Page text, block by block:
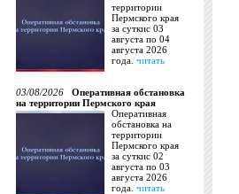
территории
Пермского края
за суткис 03
августа по 04
августа 2026
года. читать
03/08/2026
Оперативная обстановка
на территории Пермского края
Оперативная
обстановка на
территории
Пермского края
за суткис 02
августа по 03
августа 2026
года. читать